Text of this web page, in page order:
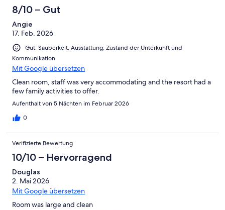
8/10 – Gut
Angie
17. Feb. 2026
Gut: Sauberkeit, Ausstattung, Zustand der Unterkunft und
Kommunikation
Mit Google übersetzen
Clean room, staff was very accommodating and the resort had a
few family activities to offer.
Aufenthalt von 5 Nächten im Februar 2026
0
Verifizierte Bewertung
10/10 – Hervorragend
Douglas
2. Mai 2026
Mit Google übersetzen
Room was large and clean